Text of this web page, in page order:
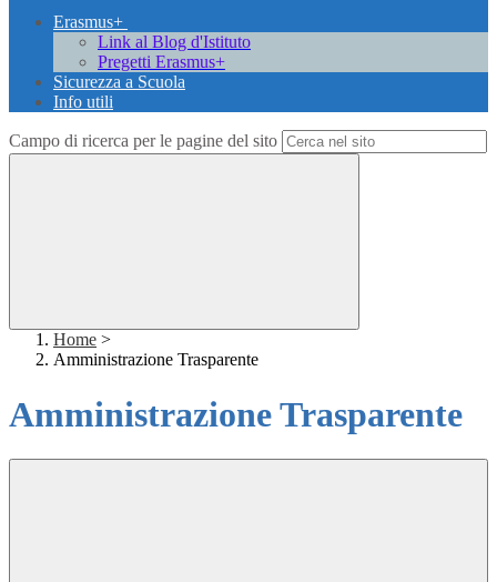
Erasmus+
Link al Blog d'Istituto
Pregetti Erasmus+
Sicurezza a Scuola
Info utili
Campo di ricerca per le pagine del sito
Home >
Amministrazione Trasparente
Amministrazione Trasparente